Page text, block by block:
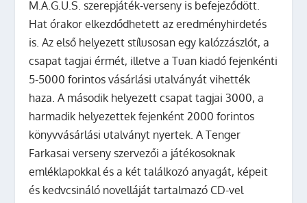
M.A.G.U.S. szerepjáték-verseny is befejeződött.
Hat órakor elkezdődhetett az eredményhirdetés
is. Az első helyezett stílusosan egy kalózzászlót, a
csapat tagjai érmét, illetve a Tuan kiadó fejenkénti
5-5000 forintos vásárlási utalványát vihették
haza. A második helyezett csapat tagjai 3000, a
harmadik helyezettek fejenként 2000 forintos
könyvvásárlási utalványt nyertek. A Tenger
Farkasai verseny szervezői a játékosoknak
emléklapokkal és a két találkozó anyagát, képeit
és kedvcsináló novelláját tartalmazó CD-vel